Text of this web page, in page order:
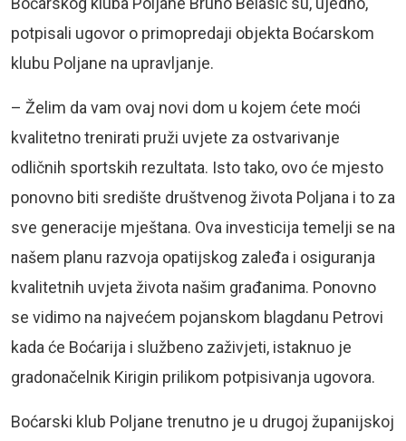
potpisali ugovor o primopredaji objekta Boćarskom
klubu Poljane na upravljanje.
– Želim da vam ovaj novi dom u kojem ćete moći
kvalitetno trenirati pruži uvjete za ostvarivanje
odličnih sportskih rezultata. Isto tako, ovo će mjesto
ponovno biti središte društvenog života Poljana i to za
sve generacije mještana. Ova investicija temelji se na
našem planu razvoja opatijskog zaleđa i osiguranja
kvalitetnih uvjeta života našim građanima. Ponovno
se vidimo na najvećem pojanskom blagdanu Petrovi
kada će Boćarija i službeno zaživjeti, istaknuo je
gradonačelnik Kirigin prilikom potpisivanja ugovora.
Boćarski klub Poljane trenutno je u drugoj županijskoj